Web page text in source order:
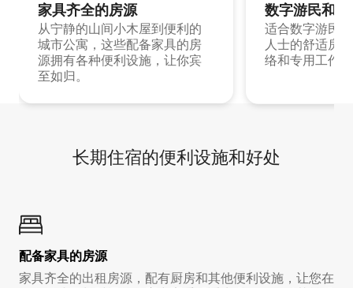
家具齐全的房源
从宁静的山间小木屋到便利的
城市公寓，这些配备家具的房
源拥有各种便利设施，让你宾
至如归。
数字游民和
适合数字游民
人士的舒适房
络和专用工作
长期住宿的便利设施和好处
配备家具的房源
家具齐全的出租房源，配有厨房和其他便利设施，让您在